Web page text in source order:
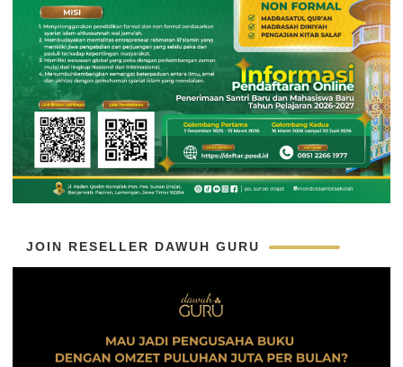
JOIN RESELLER DAWUH GURU